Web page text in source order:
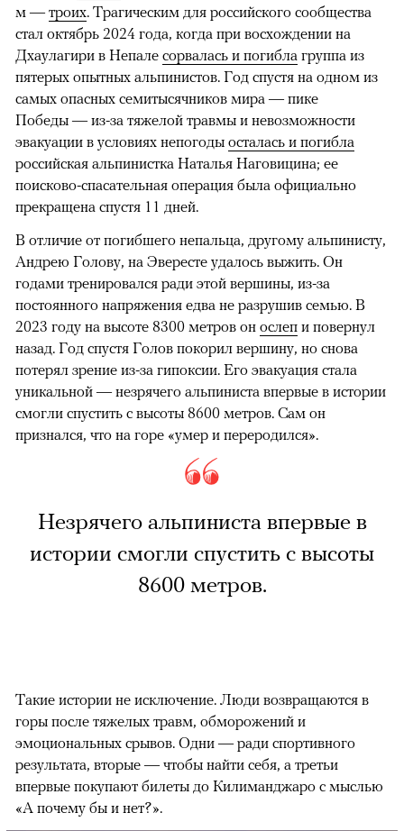
м — троих. Трагическим для российского сообщества
стал октябрь 2024 года, когда при восхождении на
Дхаулагири в Непале сорвалась и погибла группа из
пятерых опытных альпинистов. Год спустя на одном из
самых опасных семитысячников мира — пике
Победы — из-за тяжелой травмы и невозможности
эвакуации в условиях непогоды осталась и погибла
российская альпинистка Наталья Наговицина; ее
поисково-спасательная операция была официально
прекращена спустя 11 дней.
В отличие от погибшего непальца, другому альпинисту,
Андрею Голову, на Эвересте удалось выжить. Он
годами тренировался ради этой вершины, из-за
постоянного напряжения едва не разрушив семью. В
2023 году на высоте 8300 метров он ослеп и повернул
назад. Год спустя Голов покорил вершину, но снова
потерял зрение из-за гипоксии. Его эвакуация стала
уникальной — незрячего альпиниста впервые в истории
смогли спустить с высоты 8600 метров. Сам он
признался, что на горе «умер и переродился».
Незрячего альпиниста впервые в
истории смогли спустить с высоты
8600 метров.
Такие истории не исключение. Люди возвращаются в
горы после тяжелых травм, обморожений и
эмоциональных срывов. Одни — ради спортивного
результата, вторые — чтобы найти себя, а третьи
впервые покупают билеты до Килиманджаро с мыслью
«А почему бы и нет?».